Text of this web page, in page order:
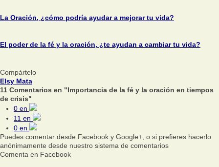
La Oración, ¿cómo podría ayudar a mejorar tu vida?
El poder de la fé y la oración, ¿te ayudan a cambiar tu vida?
Compártelo
Elsy Mata
11 Comentarios en "Importancia de la fé y la oración en tiempos
de crisis"
0 en
11 en
0 en
Puedes comentar desde Facebook y Google+, o si prefieres hacerlo
anónimamente desde nuestro sistema de comentarios
Comenta en Facebook